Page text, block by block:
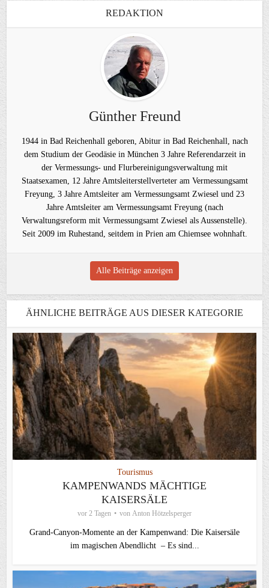
REDAKTION
Günther Freund
1944 in Bad Reichenhall geboren, Abitur in Bad Reichenhall, nach
dem Studium der Geodäsie in München 3 Jahre Referendarzeit in
der Vermessungs- und Flurbereinigungsverwaltung mit
Staatsexamen, 12 Jahre Amtsleiterstellverteter am Vermessungsamt
Freyung, 3 Jahre Amtsleiter am Vermessungsamt Zwiesel und 23
Jahre Amtsleiter am Vermessungsamt Freyung (nach
Verwaltungsreform mit Vermessungsamt Zwiesel als Aussenstelle).
Seit 2009 im Ruhestand, seitdem in Prien am Chiemsee wohnhaft.
Alle Beiträge anzeigen
ÄHNLICHE BEITRÄGE AUS DIESER KATEGORIE
Tourismus
KAMPENWANDS MÄCHTIGE
KAISERSÄLE
vor 2 Tagen von Anton Hötzelsperger
Grand-Canyon-Momente an der Kampenwand: Die Kaisersäle
im magischen Abendlicht – Es sind...